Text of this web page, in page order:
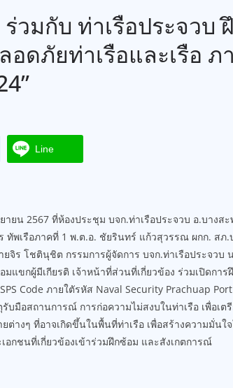
วมกับ ท่าเรือประจวบ
ดภัยท่าเรือและเรือ ภ
Line
ายน 2567 ที่ห้องประชุม บจก.ท่าเรือประจวบ อ.บางส
ทัพเรือภาคที่ 1 พ.ต.อ. ชัยรินทร์ แก้วสุวรรณ ผกก. สภ
จิร โชตินุชิต กรรมการผู้จัดการ บจก.ท่าเรือประจวบ
แขกผู้มีเกียรติ เจ้าหน้าที่ส่วนที่เกี่ยวข้อง ร่วมเปิดกา
Code ภายใตัรหัส Naval Security Prachuap Port
บมือสถานการณ์ การก่อความไม่สงบในท่าเรือ เพื่อเ
ต่างๆ ที่อาจเกิดขึ้นในพื้นที่ท่าเรือ เพื่อสร้างความมั่น
อกชนที่เกี่ยวข้องเข้าร่วมฝึกซ้อม และสังเกตการณ์